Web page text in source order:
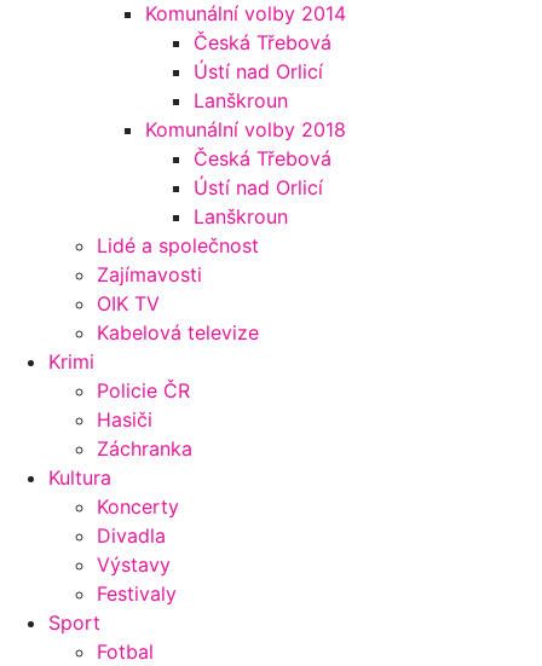
Komunální volby 2014
Česká Třebová
Ústí nad Orlicí
Lanškroun
Komunální volby 2018
Česká Třebová
Ústí nad Orlicí
Lanškroun
Lidé a společnost
Zajímavosti
OIK TV
Kabelová televize
Krimi
Policie ČR
Hasiči
Záchranka
Kultura
Koncerty
Divadla
Výstavy
Festivaly
Sport
Fotbal